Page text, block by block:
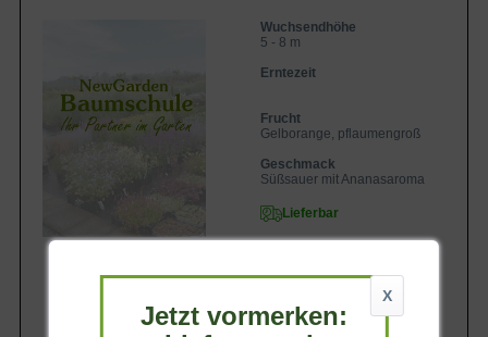
Wuchsendhöhe
5 - 8 m
Erntezeit
Frucht
Gelborange, pflaumengroß
Geschmack
Süßsauer mit Ananasaroma
Lieferbar
X
Jetzt vormerken: